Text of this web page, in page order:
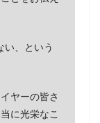
、という
ヤーの皆さ
に光栄なこ